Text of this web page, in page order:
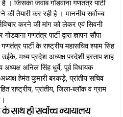
जिसका जवाब गोंडवाना गणतंत्र पार्टी
तैयारी कर रही है । माननीय सर्वोच्च
करने की मांग को लेकर एवं सिवनी
गणतंत्र पार्टी द्वारा ज्ञापन सौंपा
पार्टी के राष्ट्रीय महासचिव श्याम सिंह
उईके, मध्य प्रदेश अध्यक्ष परदेशी हरताप शाह
अध्यक्ष अनिल सिंह धुर्वे, पूर्व विधायक
हेमंत कुमारी बरकड़े, प्रांतीय सचिव
राष्ट्रीय, प्रांतीय, जिला-ब्लॉक व ग्राम